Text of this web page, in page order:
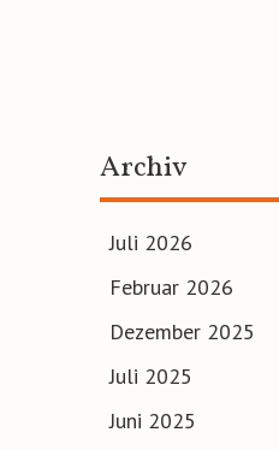
Archiv
Juli 2026
Februar 2026
Dezember 2025
Juli 2025
Juni 2025